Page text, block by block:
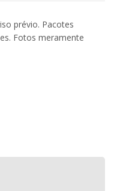
prévio. Pacotes
Fotos meramente